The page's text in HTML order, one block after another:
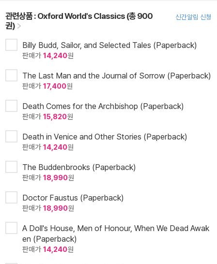
관련상품 :Oxford World's Classics (총 900
권)
신간알림 신청
Billy Budd, Sailor, and Selected Tales (Paperback)
판매가 14,240원
The Last Man and the Journal of Sorrow (Paperback)
판매가 17,400원
Death Comes for the Archbishop (Paperback)
판매가 15,820원
Death in Venice and Other Stories (Paperback)
판매가 14,240원
The Buddenbrooks (Paperback)
판매가 18,990원
Doctor Faustus (Paperback)
판매가 18,990원
A Doll's House, Men of Honour, When We Dead Awak
en (Paperback)
판매가 14,240원